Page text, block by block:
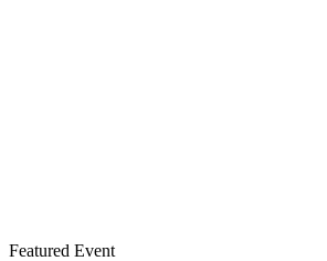
Featured Event